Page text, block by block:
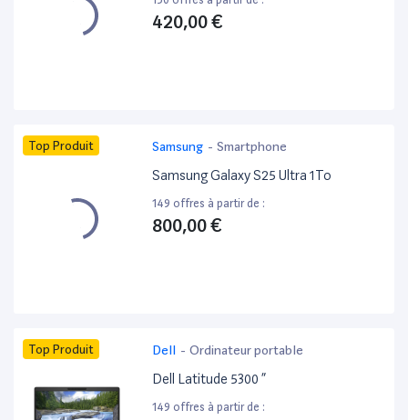
420,00 €
Top Produit Samsung - Smartphone
Samsung Galaxy S25 Ultra 1To
149 offres à partir de :
800,00 €
Top Produit Dell - Ordinateur portable
Dell Latitude 5300 ”
149 offres à partir de :